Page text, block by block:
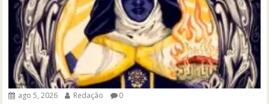
ago 5, 2026 Redação 0